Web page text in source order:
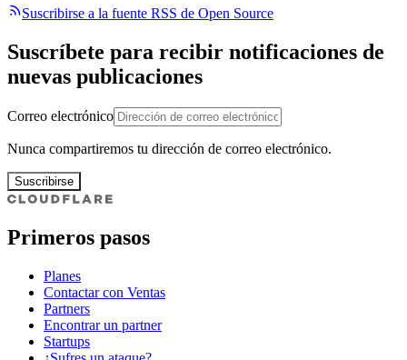
Suscribirse a la fuente RSS de Open Source
Suscríbete para recibir notificaciones de
nuevas publicaciones
Correo electrónico
Nunca compartiremos tu dirección de correo electrónico.
Suscribirse
Primeros pasos
Planes
Contactar con Ventas
Partners
Encontrar un partner
Startups